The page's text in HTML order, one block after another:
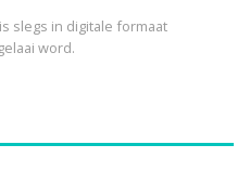
slegs in digitale formaat
word.